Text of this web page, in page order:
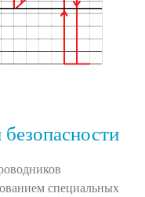
специальных